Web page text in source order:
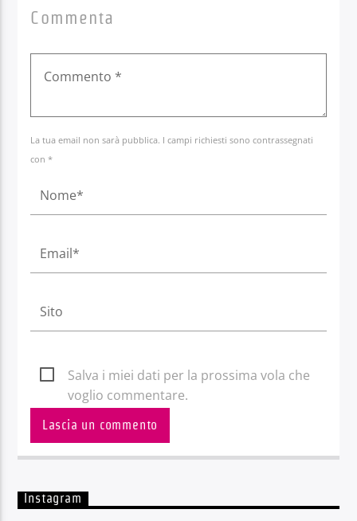
Commenta
La tua email non sarà pubblica. I campi richiesti sono contrassegnati
con *
Salva i miei dati per la prossima vola che
voglio commentare.
Instagram